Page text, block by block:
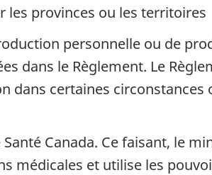
les provinces ou les territoires
personnelle ou de
dans le Règlement. Le
dans certaines
Canada. Ce faisant, le
médicales et utilise les